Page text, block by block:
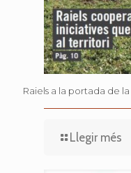
Raiels a la portada de
Llegir més